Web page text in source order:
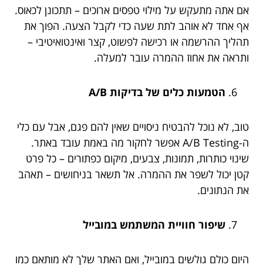
אם אתה מתעקש על מילוי טפסים ארוכים – תתכונן לכאוס.
אף אחד לא אוהב לתת שעה כדי לקבל הצעה. הפוך את
תהליך ההרשמה או רכישה לפשוט, קצר ואינטואיטיבי –
ותראה את אחוז ההמרה עובר למעלה.
הטמעות כלים של בדיקות A/B
טוב, לא נוכל להבטיח ניסויים שאין להם פגם, אבל עם כלי
ה-A/B Testing אפשר לחקור מה באמת עובד באתר.
שינוי כותרות, תמונות, צבעים, מיקום כפתורים – כל פרט
קטן יכול לשפר את ההמרה. אל תשאר בניחושים – תאהב
את הנתונים.
שיפור חוויית המשתמש במובייל
היום כולם גולשים במובייל, ואם האתר שלך לא מותאם כמו